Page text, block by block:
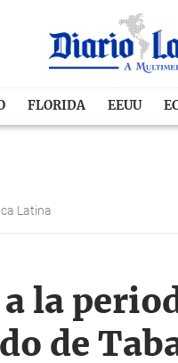
FLORIDA EEUU
Latina
la
de